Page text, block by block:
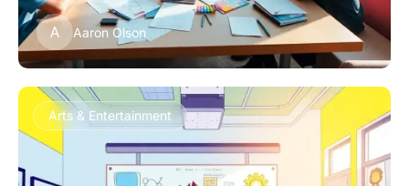
A Aaron Olson
Arts & Entertainment